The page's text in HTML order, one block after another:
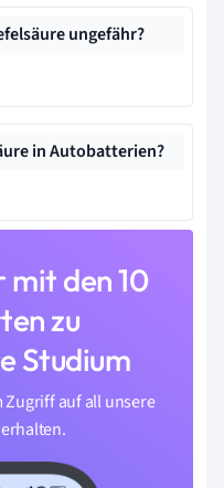
ungefähr?
in Autobatterien?
mit den 10
zu
Studium
Zugriff auf all unsere